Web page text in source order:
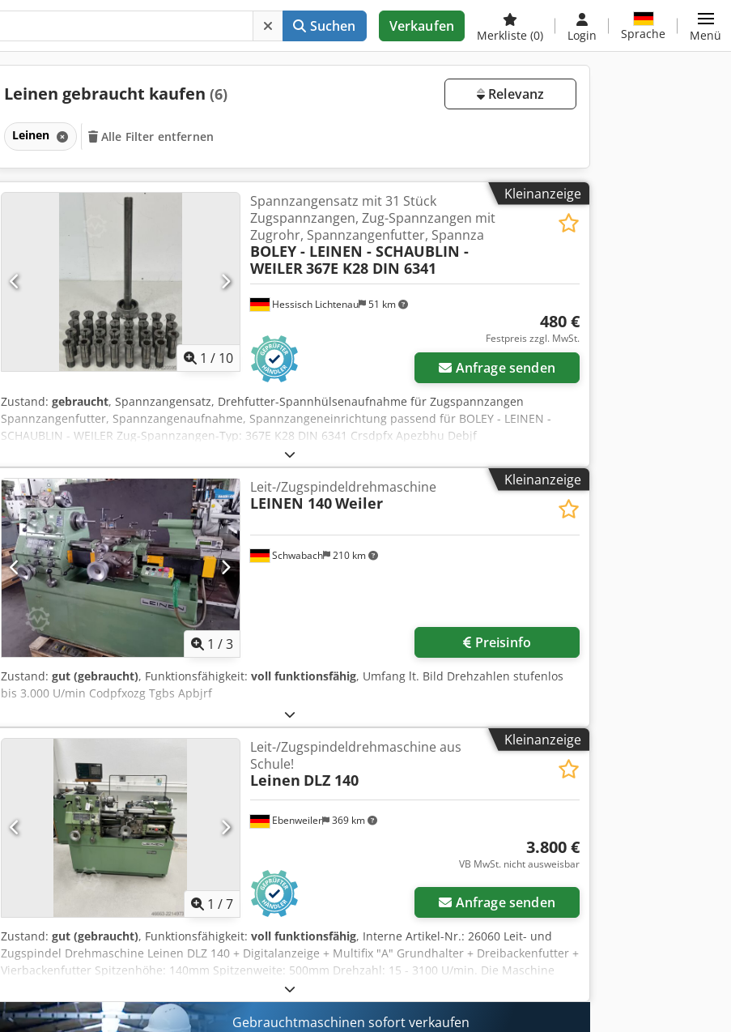
Suchen Verkaufen
Merkliste (0) Login Sprache Menü
Leinen gebraucht kaufen (6) Relevanz
Leinen Alle Filter entfernen
Kleinanzeige
1 / 10
Hessisch Lichtenau 51 km
Spannzangensatz mit 31 Stück
Zugspannzangen, Zug-Spannzangen mit
Zugrohr, Spannzangenfutter, Spannza
BOLEY - LEINEN - SCHAUBLIN -
WEILER 367E K28 DIN 6341
480 €
Festpreis zzgl. MwSt.
Anfrage senden
Zustand: gebraucht, Spannzangensatz, Drehfutter-Spannhülsenaufnahme für Zugspannzangen
Spannzangenfutter, Spannzangenaufnahme, Spannzangeneinrichtung passend für BOLEY - LEINEN -
SCHAUBLIN - WEILER Zug-Spannzangen-Typ: 367E K28 DIN 6341 Crsdpfx Apezbhu Debjf
Spannzangendurchmesser: 28 mm Spannzangenlänge: ca. 105 mm Spannzangengewinde : TR 28 x 1,5
mm Spannkegel: 40° - Zugrohr mit Innengewinde M 28 x 1,5 mm, Handrad für das manuelle Anziehen der
Spannzange - Länge Zugrohr bis Anschlagbund innen am Handrad, 457 mm - Außendurchmesser
Zugrohr Ø 31 mm auf 390 mm Länge, Ø 32,5 mm auf 67 mm Länge - 31 Stück Zugspannzangen: Ø 1 / 2 / 3
/ 3,5 / 4 / 4,5 / 5 / 5,5 / 6 / 6,5 / 7 / 7,5 / 8 / 8,5 / 9,5 / 10 11 / 12 / 13 / 14 / 15 / 16 / 17 / 18 / 19 / 20 / 20,5 / 21
/ 22 / 23 / 24 mm Gewicht komplett: ca. 10 kg guter Zustand
Kleinanzeige
1 /3
Schwabach 210 km
Leit-/Zugspindeldrehmaschine
LEINEN 140Weiler
Preisinfo
Zustand: gut (gebraucht), Funktionsfähigkeit: voll funktionsfähig, Umfang lt. Bild Drehzahlen stufenlos
bis 3.000 U/min Codpfxozg Tgbs Apbjrf
Kleinanzeige
1 /7
Ebenweiler 369 km
Leit-/Zugspindeldrehmaschine aus
Schule!
Leinen DLZ 140
3.800 €
VB MwSt. nicht ausweisbar
Anfrage senden
Zustand: gut (gebraucht), Funktionsfähigkeit: voll funktionsfähig, Interne Artikel-Nr.: 26060 Leit- und
Zugspindel Drehmaschine Leinen DLZ 140 + Digitalanzeige + Multifix "A" Grundhalter + Dreibackenfutter +
Vierbackenfutter Spitzenhöhe: 140mm Spitzenweite: 500mm Drehzahl: 15 - 3100 U/min. Die Maschine
stammt aus einer Bildungsstätte und befindet sich in einem gepflegten Zustand. Credpfszd Txlex Apbef
Gerne können Sie die Maschine unter Strom, auf über 500m² beheizter Lagerfläche besichtigen.
Gebrauchtmaschinen sofort verkaufen